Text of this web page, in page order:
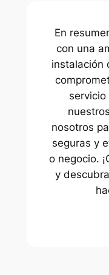
En
con una
instalación
nosotros
seguras y
o negocio.
y